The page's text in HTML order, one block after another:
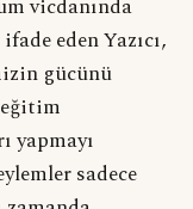
vicdanında
eden Yazıcı,
gücünü
yapmayı
sadece